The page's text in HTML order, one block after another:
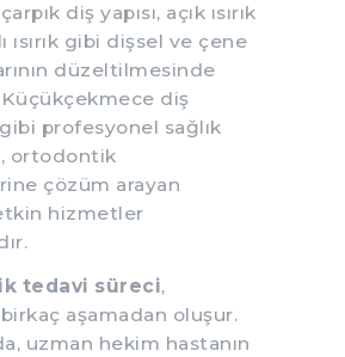
diş yapısı, açık ısırık
ısırık gibi dişsel ve çene
düzeltilmesinde
Küçükçekmece diş
profesyonel sağlık
ortodontik
çözüm arayan
hizmetler
tedavi süreci,
aşamadan oluşur.
uzman hekim hastanın